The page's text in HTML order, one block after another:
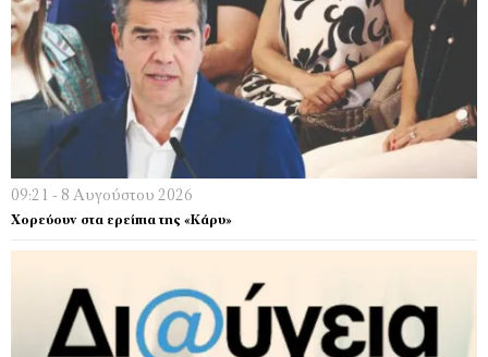
09:21 - 8 Αυγούστου 2026
Χορεύουν στα ερείπια της «Κάρυ»